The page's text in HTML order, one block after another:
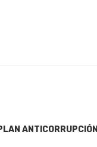
ANTICORRUPCIÓN